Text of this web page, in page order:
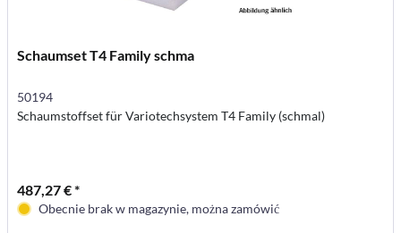
Schaumset T4 Family schma
50194
Schaumstoffset für Variotechsystem T4 Family (schmal)
487,27 € *
Obecnie brak w magazynie, można zamówić